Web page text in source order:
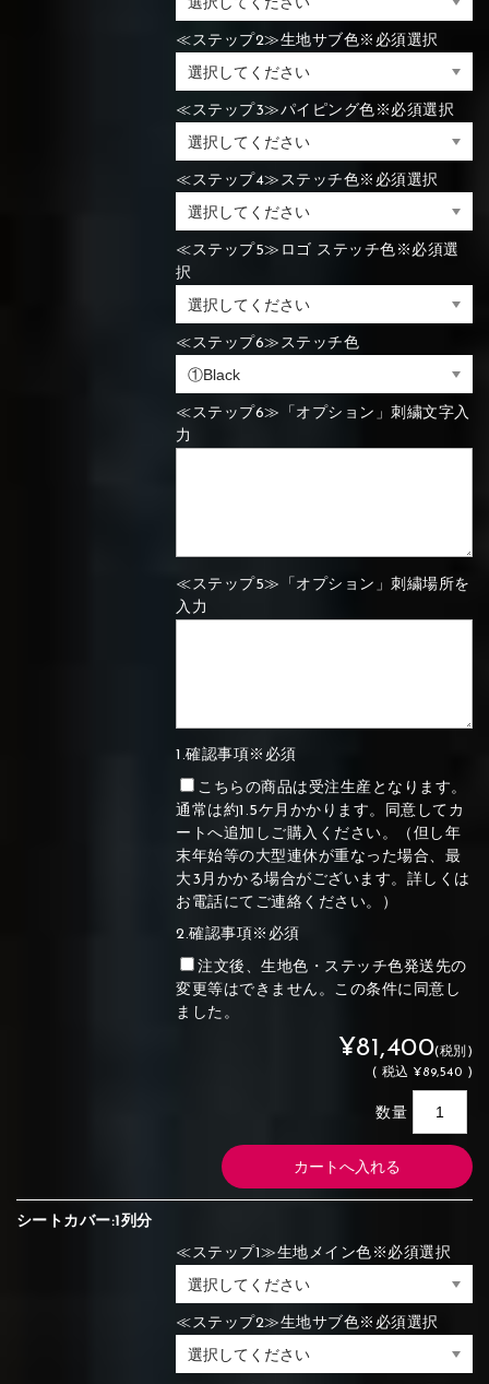
⑭Caramel ⑮Wine red
⑪Black
⑭Caramel ⑮Wine red
⑪Blue ⑫Aqua blue
⑭Pink ⑮Rose pink
⑰Silver ⑱Green
⑪Blue ⑫Aqua blue
⑭Pink ⑮Rose pink
⑰Silver ⑱Green
≪ステップ2≫生地サブ色※必須選択
≪ステップ3≫パイピング色※必須選択
≪ステップ4≫ステッチ色※必須選択
≪ステップ5≫ロゴ ステッチ色※必須選
択
≪ステップ6≫ステッチ色
≪ステップ6≫「オプション」刺繍文字入
力
≪ステップ5≫「オプション」刺繍場所を
入力
1.確認事項※必須
こちらの商品は受注生産となります。
通常は約1.5ケ月かかります。同意してカ
ートへ追加しご購入ください。（但し年
末年始等の大型連休が重なった場合、最
大3月かかる場合がございます。詳しくは
お電話にてご連絡ください。）
2.確認事項※必須
注文後、生地色・ステッチ色発送先の
変更等はできません。この条件に同意し
ました。
¥81,400(税別)
( 税込 ¥89,540 )
数量
シートカバー:1列分
≪ステップ1≫生地メイン色※必須選択
≪ステップ2≫生地サブ色※必須選択